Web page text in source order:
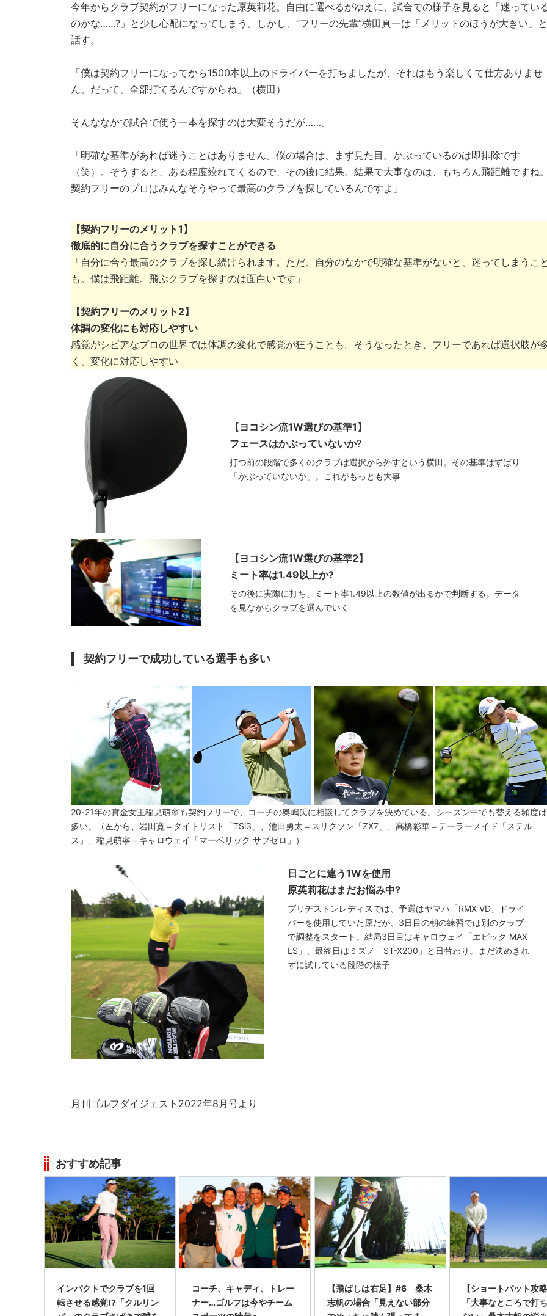
今年からクラブ契約がフリーになった原英莉花。自由に選べるがゆえに、試合での様子を見ると「迷ってい
のかな……?」と少し心配になってしまう。しかし、“フリーの先輩”横田真一は「メリットのほうが大きい」と
話す。
「僕は契約フリーになってから1500本以上のドライバーを打ちましたが、それはもう楽しくて仕方ありませ
ん。だって、全部打てるんですからね」（横田）
そんななかで試合で使う一本を探すのは大変そうだが……。
「明確な基準があれば迷うことはありません。僕の場合は、まず見た目。かぶっているのは即排除です
（笑）。そうすると、ある程度絞れてくるので、その後に結果。結果で大事なのは、もちろん飛距離ですね
契約フリーのプロはみんなそうやって最高のクラブを探しているんですよ」
【契約フリーのメリット1】
徹底的に自分に合うクラブを探すことができる
「自分に合う最高のクラブを探し続けられます。ただ、自分のなかで明確な基準がないと、迷ってしまうこ
も。僕は飛距離。飛ぶクラブを探すのは面白いです」
【契約フリーのメリット2】
体調の変化にも対応しやすい
感覚がシビアなプロの世界では体調の変化で感覚が狂うことも。そうなったとき、フリーであれば選択肢が
く、変化に対応しやすい
【ヨコシン流1W選びの基準1】
フェースはかぶっていないか?
打つ前の段階で多くのクラブは選択から外すという横田。その基準はずばり
「かぶっていないか」。これがもっとも大事
【ヨコシン流1W選びの基準2】
ミート率は1.49以上か?
その後に実際に打ち、ミート率1.49以上の数値が出るかで判断する。データ
を見ながらクラブを選んでいく
契約フリーで成功している選手も多い
20-21年の賞金女王稲見萌寧も契約フリーで、コーチの奥嶋氏に相談してクラブを決めている。シーズン中でも替える頻度は
多い。（左から、岩田寛＝タイトリスト「TSi3」、池田勇太＝スリクソン「ZX7」、高橋彩華＝テーラーメイド「ステル
ス」、稲見萌寧＝キャロウェイ「マーベリック サブゼロ」）
日ごとに違う1Wを使用
原英莉花はまだお悩み中?
ブリヂストンレディスでは、予選はヤマハ「RMX VD」ドライ
バーを使用していた原だが、3日目の朝の練習では別のクラブ
で調整をスタート。結局3日目はキャロウェイ「エピック MAX
LS」、最終日はミズノ「ST-X200」と日替わり。まだ決めきれ
ずに試している段階の様子
月刊ゴルフダイジェスト2022年8月号より
おすすめ記事
インパクトでクラブを1回
転させる感覚!?「クルリン
コーチ、キャディ、トレー
ナー…ゴルフは今やチーム
【飛ばしは右足】#6 桑木
志帆の場合「見えない部分
【ショートパット攻
「大事なところで打